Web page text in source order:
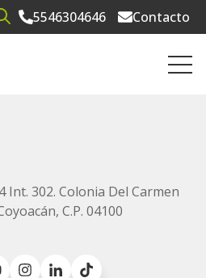
search
5546304646 Contacto
Int. 302. Colonia Del Carmen
C.P. 04100